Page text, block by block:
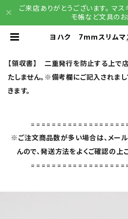
ご来店ありがとうございます。 マス
モ帳など文具の
ヨハク 7mmスリムマ
【領収書】 二重発行を防止する上で
たしません。※備考欄にご記入されま
きます。
※ご注文商品数が多い場合は、メー
んので、発送方法をよくご確認の上